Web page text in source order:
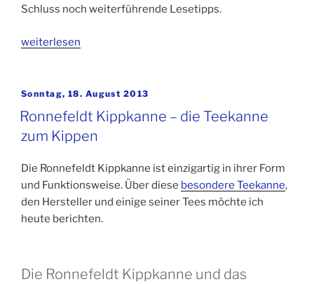
Schluss noch weiterführende Lesetipps.
„Dr.
Der
Tee
–
Anbau,
Geschichte“
weiterlesen
Veröffentlicht
Sonntag, 18. August 2013
Ronnefeldt Kippkanne – die Teekanne
zum Kippen
Die Ronnefeldt Kippkanne ist einzigartig in ihrer Form
und Funktionsweise. Über diese besondere Teekanne,
den Hersteller und einige seiner Tees möchte ich
heute berichten.
Die Ronnefeldt Kippkanne und das